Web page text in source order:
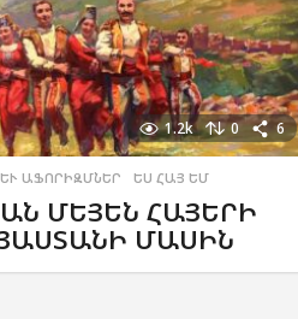
1.2k 0 6
ԱՖՈՐԻԶՄՆԵՐ ,ԵՍ ՀԱՅ ԵՄ
ՄԵՅԵՆ ՀԱՅԵՐԻ
ՄԱՍԻՆ